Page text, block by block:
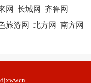
网 长城网
齐鲁网
旅游网 北方网
南方网